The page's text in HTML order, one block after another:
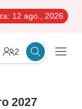
12 ago., 2026
2
2027